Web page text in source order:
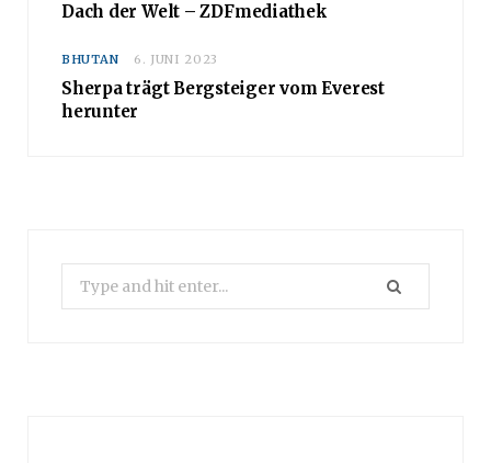
Dach der Welt – ZDFmediathek
BHUTAN 6. JUNI 2023
Sherpa trägt Bergsteiger vom Everest
herunter
Search
for: